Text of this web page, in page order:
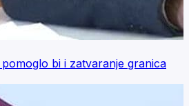
bi i zatvaranje granica